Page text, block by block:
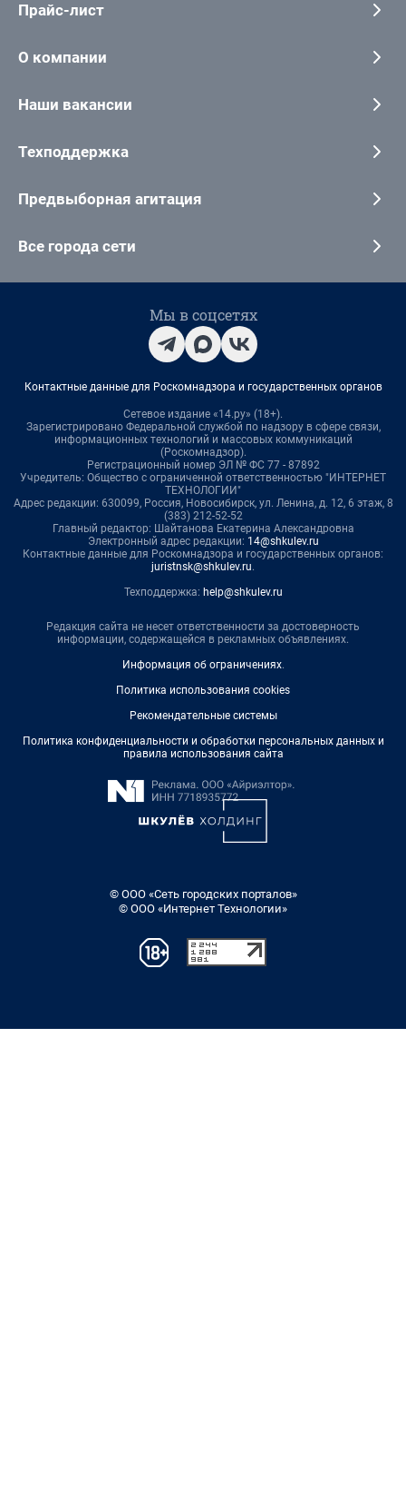
Прайс-лист
О компании
Наши вакансии
Техподдержка
Предвыборная агитация
Все города сети
Мы в соцсетях
Контактные данные для Роскомнадзора и государственных органов
Сетевое издание «14.ру» (18+).
Зарегистрировано Федеральной службой по надзору в сфере связи,
информационных технологий и массовых коммуникаций
(Роскомнадзор).
Регистрационный номер ЭЛ № ФС 77 - 87892
Учредитель: Общество с ограниченной ответственностью "ИНТЕРНЕТ
ТЕХНОЛОГИИ"
Адрес редакции: 630099, Россия, Новосибирск, ул. Ленина, д. 12, 6 этаж, 8
(383) 212-52-52
Главный редактор: Шайтанова Екатерина Александровна
Электронный адрес редакции: 14@shkulev.ru
Контактные данные для Роскомнадзора и государственных органов:
juristnsk@shkulev.ru.
Техподдержка: help@shkulev.ru
Редакция сайта не несет ответственности за достоверность
информации, содержащейся в рекламных объявлениях.
Информация об ограничениях.
Политика использования cookies
Рекомендательные системы
Политика конфиденциальности и обработки персональных данных и
правила использования сайта
© ООО «Сеть городских порталов»
© ООО «Интернет Технологии»